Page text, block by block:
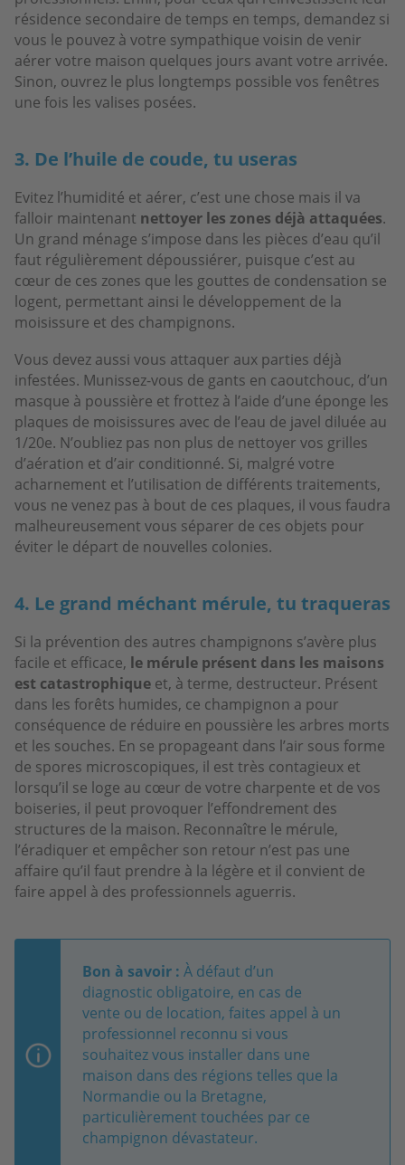
résidence secondaire de temps en temps, demandez si
vous le pouvez à votre sympathique voisin de venir
aérer votre maison quelques jours avant votre arrivée.
Sinon, ouvrez le plus longtemps possible vos fenêtres
une fois les valises posées.
3. De l’huile de coude, tu useras
Evitez l’humidité et aérer, c’est une chose mais il va
falloir maintenant nettoyer les zones déjà attaquées.
Un grand ménage s’impose dans les pièces d’eau qu’il
faut régulièrement dépoussiérer, puisque c’est au
cœur de ces zones que les gouttes de condensation se
logent, permettant ainsi le développement de la
moisissure et des champignons.
Vous devez aussi vous attaquer aux parties déjà
infestées. Munissez-vous de gants en caoutchouc, d’un
masque à poussière et frottez à l’aide d’une éponge les
plaques de moisissures avec de l’eau de javel diluée au
1/20e. N’oubliez pas non plus de nettoyer vos grilles
d’aération et d’air conditionné. Si, malgré votre
acharnement et l’utilisation de différents traitements,
vous ne venez pas à bout de ces plaques, il vous faudra
malheureusement vous séparer de ces objets pour
éviter le départ de nouvelles colonies.
4. Le grand méchant mérule, tu traqueras
Si la prévention des autres champignons s’avère plus
facile et efficace, le mérule présent dans les maisons
est catastrophique et, à terme, destructeur. Présent
dans les forêts humides, ce champignon a pour
conséquence de réduire en poussière les arbres morts
et les souches. En se propageant dans l’air sous forme
de spores microscopiques, il est très contagieux et
lorsqu’il se loge au cœur de votre charpente et de vos
boiseries, il peut provoquer l’effondrement des
structures de la maison. Reconnaître le mérule,
l’éradiquer et empêcher son retour n’est pas une
affaire qu’il faut prendre à la légère et il convient de
faire appel à des professionnels aguerris.
Bon à savoir : À défaut d’un
diagnostic obligatoire, en cas de
vente ou de location, faites appel à un
professionnel reconnu si vous
souhaitez vous installer dans une
maison dans des régions telles que la
Normandie ou la Bretagne,
particulièrement touchées par ce
champignon dévastateur.